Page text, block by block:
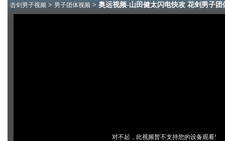
击剑男子视频 > 男子团体视频 > 奥运视频-山田健太闪电快攻 花剑男子团
对不起，此视频暂不支持您的设备观看!